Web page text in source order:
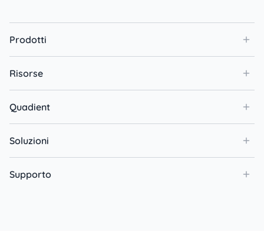
Prodotti
Risorse
Quadient
Soluzioni
Supporto